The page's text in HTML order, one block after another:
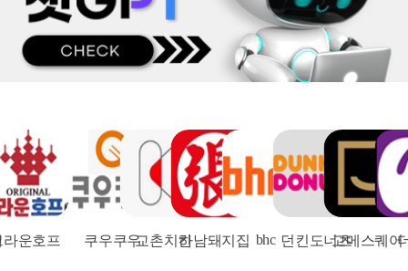
호프 쿠우쿠우교촌치킨하남돼지집 bhc 던킨도너츠고메스퀘어더벤